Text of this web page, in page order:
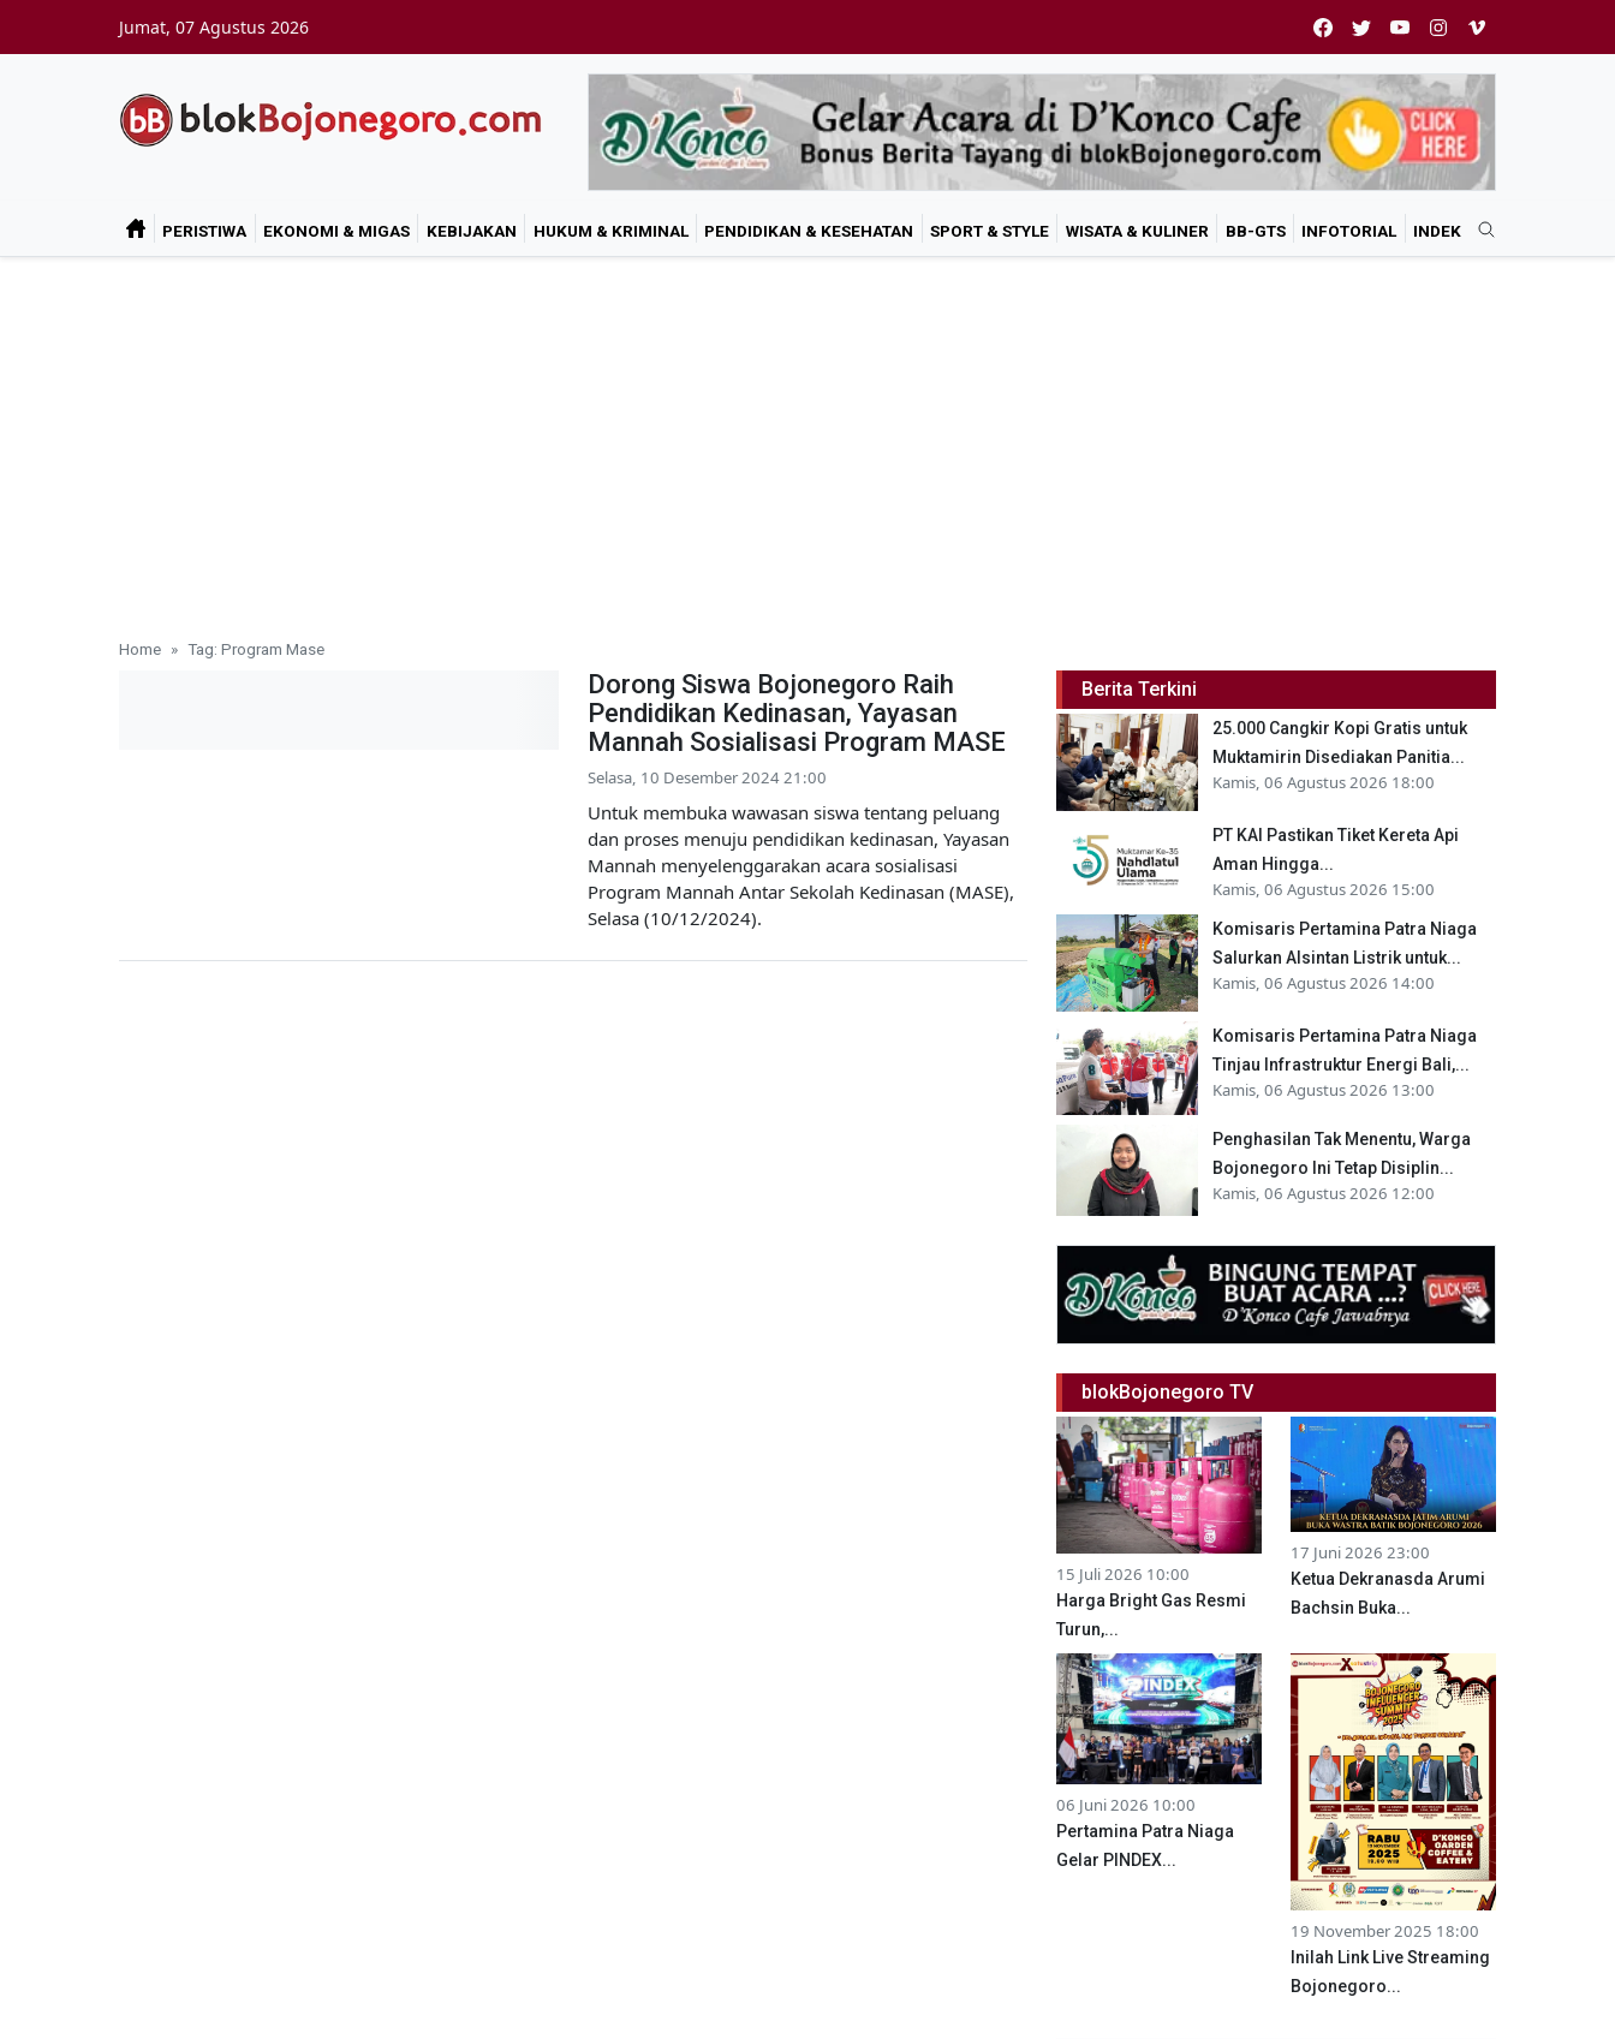
Jumat, 07 Agustus 2026
PERISTIWA EKONOMI & MIGAS KEBIJAKAN HUKUM & KRIMINAL PENDIDIKAN & KESEHATAN SPORT & STYLE WISATA & KULINER BB-GTS INFOTORIAL INDEK
Home Tag: Program Mase
Dorong Siswa Bojonegoro Raih
Pendidikan Kedinasan, Yayasan
Mannah Sosialisasi Program MASE
Selasa, 10 Desember 2024 21:00
Untuk membuka wawasan siswa tentang peluang
dan proses menuju pendidikan kedinasan, Yayasan
Mannah menyelenggarakan acara sosialisasi
Program Mannah Antar Sekolah Kedinasan (MASE),
Selasa (10/12/2024).
Berita Terkini
25.000 Cangkir Kopi Gratis untuk
Muktamirin Disediakan Panitia...
Kamis, 06 Agustus 2026 18:00
PT KAI Pastikan Tiket Kereta Api
Aman Hingga...
Kamis, 06 Agustus 2026 15:00
Komisaris Pertamina Patra Niaga
Salurkan Alsintan Listrik untuk...
Kamis, 06 Agustus 2026 14:00
Komisaris Pertamina Patra Niaga
Tinjau Infrastruktur Energi Bali,...
Kamis, 06 Agustus 2026 13:00
Penghasilan Tak Menentu, Warga
Bojonegoro Ini Tetap Disiplin...
Kamis, 06 Agustus 2026 12:00
blokBojonegoro TV
15 Juli 2026 10:00
Harga Bright Gas Resmi
Turun,...
17 Juni 2026 23:00
Ketua Dekranasda Arumi
Bachsin Buka...
06 Juni 2026 10:00
Pertamina Patra Niaga
Gelar PINDEX...
19 November 2025 18:00
Inilah Link Live Streaming
Bojonegoro...